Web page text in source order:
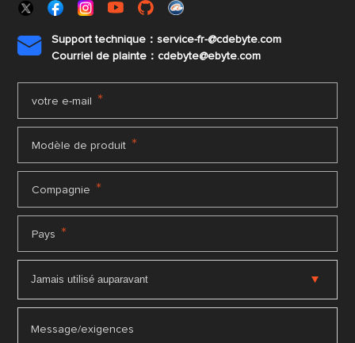

Support technique：service-fr-@cdebyte.com
Courriel de plainte：cdebyte@ebyte.com
votre e-mail *
Modèle de produit *
Compagnie *
Pays *
Message/exigences